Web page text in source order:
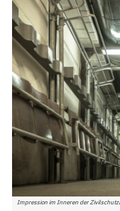
Impression im Inneren der